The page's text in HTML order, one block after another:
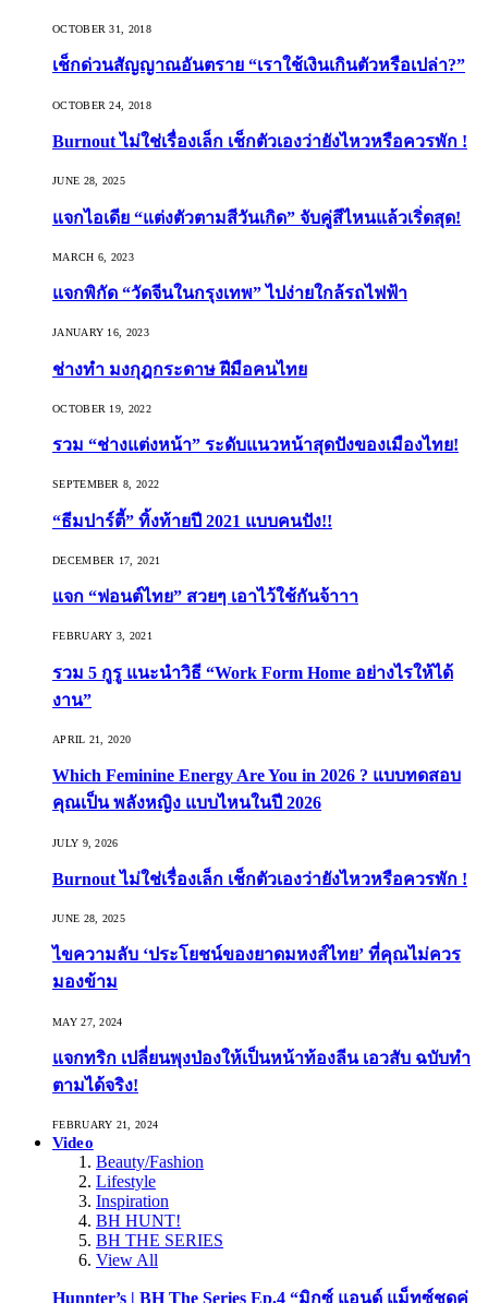
OCTOBER 31, 2018
เช็กด่วนสัญญาณอันตราย “เราใช้เงินเกินตัวหรือเปล่า?”
OCTOBER 24, 2018
Burnout ไม่ใช่เรื่องเล็ก เช็กตัวเองว่ายังไหวหรือควรพัก !
JUNE 28, 2025
แจกไอเดีย “แต่งตัวตามสีวันเกิด” จับคู่สีไหนแล้วเริ่ดสุด!
MARCH 6, 2023
แจกพิกัด “วัดจีนในกรุงเทพ” ไปง่ายใกล้รถไฟฟ้า
JANUARY 16, 2023
ช่างทำ มงกุฎกระดาษ ฝีมือคนไทย
OCTOBER 19, 2022
รวม “ช่างแต่งหน้า” ระดับแนวหน้าสุดปังของเมืองไทย!
SEPTEMBER 8, 2022
“ธีมปาร์ตี้” ทิ้งท้ายปี 2021 แบบคนปัง!!
DECEMBER 17, 2021
แจก “ฟอนต์ไทย” สวยๆ เอาไว้ใช้กันจ้าาา
FEBRUARY 3, 2021
รวม 5 กูรู แนะนำวิธี “Work Form Home อย่างไรให้ได้
งาน”
APRIL 21, 2020
Which Feminine Energy Are You in 2026 ? แบบทดสอบ
คุณเป็น พลังหญิง แบบไหนในปี 2026
JULY 9, 2026
Burnout ไม่ใช่เรื่องเล็ก เช็กตัวเองว่ายังไหวหรือควรพัก !
JUNE 28, 2025
ไขความลับ ‘ประโยชน์ของยาดมหงส์ไทย’ ที่คุณไม่ควร
มองข้าม
MAY 27, 2024
แจกทริก เปลี่ยนพุงป่องให้เป็นหน้าท้องลีน เอวสับ ฉบับทำ
ตามได้จริง!
FEBRUARY 21, 2024
Video
Beauty/Fashion
Lifestyle
Inspiration
BH HUNT!
BH THE SERIES
View All
Hunnter’s | BH The Series Ep.4 “มิกซ์ แอนด์ แม็ทซ์ชุดคู่